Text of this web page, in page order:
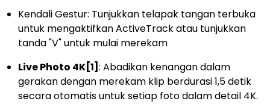
Kendali Gestur: Tunjukkan telapak tangan terbuka
untuk mengaktifkan ActiveTrack atau tunjukkan
tanda "V" untuk mulai merekam
Live Photo 4K[1] : Abadikan kenangan dalam
gerakan dengan merekam klip berdurasi 1,5 detik
secara otomatis untuk setiap foto dalam detail 4K.